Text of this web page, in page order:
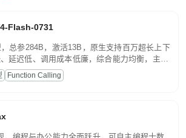
Flash-0731
总参284B，激活13B，原生支持百万超长上下
延迟低、调用成本低廉，综合能力均衡，主打
适合日常对话、内容创作、基础 RAG、批量
景。
Function Calling